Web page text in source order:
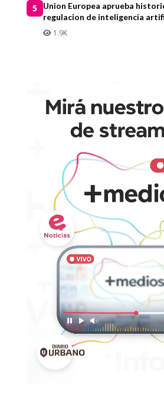
5
Union Europea aprueba
regulacion de inteligencia
1.9K